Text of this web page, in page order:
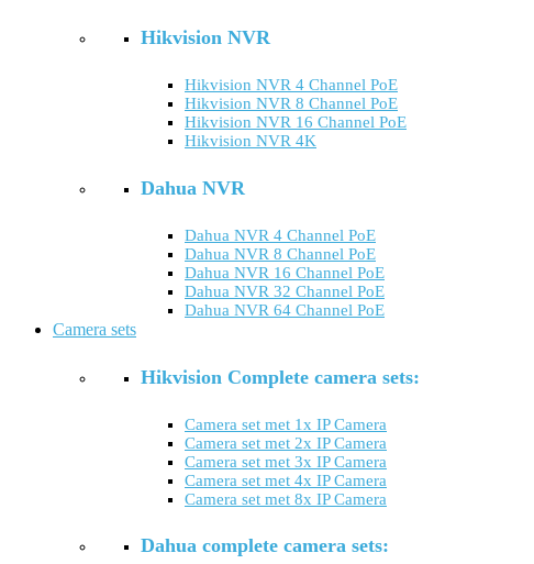
Hikvision NVR
Hikvision NVR 4 Channel PoE
Hikvision NVR 8 Channel PoE
Hikvision NVR 16 Channel PoE
Hikvision NVR 4K
Dahua NVR
Dahua NVR 4 Channel PoE
Dahua NVR 8 Channel PoE
Dahua NVR 16 Channel PoE
Dahua NVR 32 Channel PoE
Dahua NVR 64 Channel PoE
Camera sets
Hikvision Complete camera sets:
Camera set met 1x IP Camera
Camera set met 2x IP Camera
Camera set met 3x IP Camera
Camera set met 4x IP Camera
Camera set met 8x IP Camera
Dahua complete camera sets: